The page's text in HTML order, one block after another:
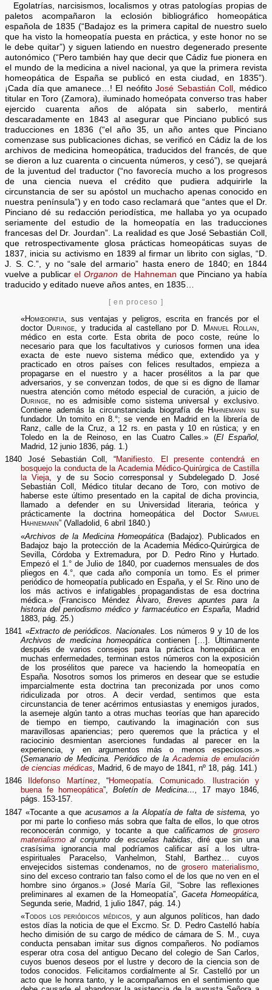
Egolatrías, narcisismos, localismos y otras patologías propias de
paletos acompañaron la eclosión bibliográfico homeopática
española de 1835 (“Badajoz es la primera capital de nuestro suelo
que ha visto la homeopatía puesta en práctica, y este honor no se
le debe quitar”) y siguen latiendo en nuestro degenerado presente
autonómico (“Pero también hay que decir que Cádiz fue pionera en
el mundo de la medicina a nivel nacional, ya que la primera revista
homeopática de España se publicó en esta ciudad, en 1835”).
¡Cada día que amanece…! El neófitoJosé Sebastián Coll
, médico
titular en Toro (Zamora), iluminado homeópata converso tras haber
ejercido cuarenta años de alópata sin saberlo, mentirá
descaradamente en 1843 al asegurar que Pinciano publicó sus
traducciones en 1836 (“el año 35, un año antes que Pinciano
comenzase sus publicaciones dichas, se verificó en Cádiz la de los
archivos de medicina homeopática, traducidos del francés, de que
se dieron a luz cuarenta o cincuenta números, y cesó”), se quejará
de la juventud del traductor (“no favorecía mucho a los progresos
de una ciencia nueva el crédito que pudiera adquirirle la
circunstancia de ser su apóstol un muchacho apenas conocido en
nuestra península”) y en todo caso reclamará que “antes que el Dr.
Pinciano dé su redacción periodística, me hallaba yo ya ocupado
seriamente del estudio de la homeopatía en las traducciones
francesas del Dr. Jourdan”. La realidad es que José Sebastián Coll,
que retrospectivamente glosa prácticas homeopáticas suyas de
1837, inicia su activismo en 1839 al firmar un librito con siglas, “D.
J. S. C.”, y no “sale del armario” hasta enero de 1840; en 1844
vuelve a publicarelOrganon de Hahneman que Pinciano ya había
traducido y editado nueve años antes, en 1835…
[ en proceso ]
«Homœopatia, sus ventajas y peligros, escrita en francés por el
doctor Duringe, y traducida al castellano por D. Manuel Rollan
médico en esta corte. Esta obrita de poco coste, reúne lo
necesario para que los facultativos y curiosos formen una idea
exacta de este nuevo sistema médico que, extendido ya y
practicado en otros países con felices resultados, empieza a
propagarse en el nuestro y a hacer prosélitos a la par que
adversarios, y se convenzan todos, de que si es digno de llamar
nuestra atención como método especial de curación, a juicio de
Duringe,
no es admisible como sistema universal y exclusivo.
Contiene además la circunstanciada biografía de Hahnemann su
fundador. Un tomito en 8.°; se vende en Madrid en la librería de
Ranz, calle de la Cruz, a 12 rs. en pasta y 10 en rústica; y en
Toledo en la de Reinoso, en las Cuatro Calles.» (El Español,
Madrid, 12 junio 1836, pág. 1.)
1840 José Sebastián Coll, “Manifiesto. El presente contendrá en
bosquejo la conducta de la Academia Médico-Quirúrgica de Castilla
la Vieja, y de su Socio corresponsal y Subdelegado D. José
Sebastián Coll, Médico titular decano de Toro, con motivo de
haberse este último presentado en la capital de dicha provincia,
llamado a defender en su Universidad literaria, teórica y
prácticamente la doctrina homeopática del Doctor Samuel
Hahnemann” (Valladolid, 6 abril 1840.)
«Archivos de la Medicina Homeopática (Badajoz). Publicados en
Badajoz bajo la protección de la Academia Médico-Quirúrgica de
Sevilla, Córdoba y Extremadura, por D. Pedro Rino y Hurtado.
Empezó el 1.° de Julio de 1840, por cuadernos mensuales de dos
pliegos en 4.°, que cada año componía un tomo. Es el primer
periódico de homeopatía publicado en España, y el Sr. Rino uno de
los más activos e infatigables propagandistas de esa doctrina
médica.» (Francisco Méndez Álvaro, Breves apuntes para la
historia del periodismo médico y farmacéutico en España,
Madrid
1883, pág. 25.)
1841 «Extracto de periódicos. Nacionales. Los números 9 y 10 de los
Archivos de medicina homeopáticacontienen […]. Últimamente
después de varios consejos para la práctica homeopática en
muchas enfermedades, terminan estos números con la exposición
de los prosélitos que parece va haciendo la homeopatía en
España. Nosotros somos los primeros en desear que se estudie
imparcialmente esta doctrina tan preconizada por unos como
ridiculizada por otros. A decir verdad, sentimos que esta
circunstancia de tener acérrimos entusiastas y enemigos jurados,
la asemeje algún tanto a otras muchas teorías que han aparecido
de tiempo en tiempo, cautivando la imaginación con sus
maravillosas apariencias; pero queremos que la práctica y el
raciocinio desmientan aserciones fundadas al parecer en la
experiencia, y en argumentos más o menos especiosos.»
(Semanario de Medicina. Periódico de laAcademia de emulación
de ciencias médicas, Madrid, 6 de mayo de 1841, nº 18, pág. 141.)
1846
Ildefonso Martínez, “Homeopatía. Comunicado. Ilustración y
buena fe homeopática”, Boletín de Medicina…,
17 mayo 1846,
págs. 153-157.
1847 «Tocante a que acusamos a la Alopatía de falta de sistema,
yo
por mi parte lo confieso más sobra que falta de ellos, lo que otros
reconocerán conmigo, y tocante a que calificamos de grosero
materialismoal conjunto de escuelas habidas,
diré que sin una
crasísima ignorancia mal podríamos calificar así a los ultra-
espirituales Paracelso, Vanhelmon, Stahl, Barthez… cuyos
envejecidos sistemas condenamos, no de grosero materialismo,
sino del exceso contrario tan falso como el de los que no ven en el
hombre sino órganos.» (José María Gil, “Sobre las reflexiones
preliminares al examen de la Homeopatía”, Gaceta Homeopática,
Segunda serie, Madrid, 1 julio 1847, pág. 14.)
«Todos los periódicos médicos, y aun algunos políticos, han dado
estos días la noticia de que el Excmo. Sr. D. Pedro Castelló había
hecho dimisión de su cargo de médico de cámara de S. M., cuya
conducta pensaban imitar sus dignos compañeros. No podíamos
esperar otra cosa del antiguo Decano del colegio de San Carlos,
cuyos buenos deseos por el lustre y decoro de la ciencia son de
todos conocidos. Felicitamos cordialmente al Sr. Castelló por un
acto que le honra tanto, y le acompañamos en el sentimiento que